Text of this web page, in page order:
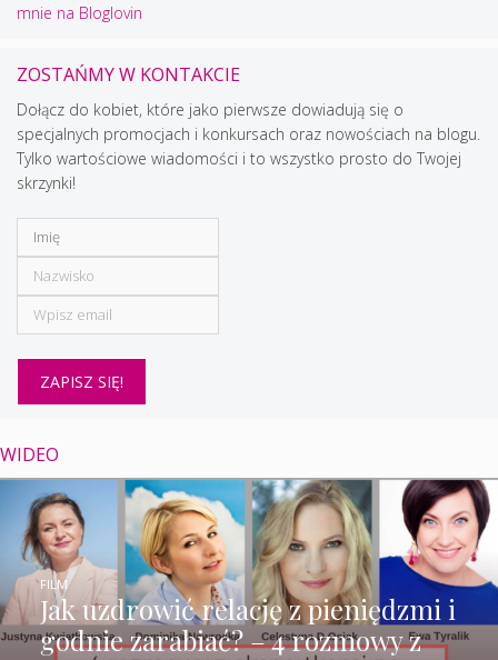
mnie na Bloglovin
ZOSTAŃMY W KONTAKCIE
Dołącz do kobiet, które jako pierwsze dowiadują się o
specjalnych promocjach i konkursach oraz nowościach na blogu.
Tylko wartościowe wiadomości i to wszystko prosto do Twojej
skrzynki!
WIDEO
Jak uzdrowić relację z pieniędzmi i
godnie zarabiać? – 4 rozmowy z
FILM